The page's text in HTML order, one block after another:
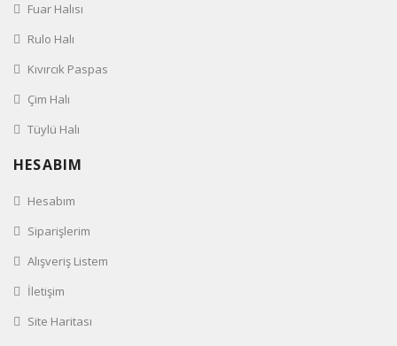
Fuar Halısı
Rulo Halı
Kıvırcık Paspas
Çim Halı
Tüylü Halı
HESABIM
Hesabım
Siparişlerim
Alışveriş Listem
İletişim
Site Haritası